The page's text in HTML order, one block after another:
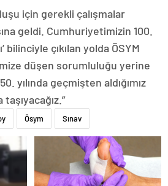
için gerekli çalışmalar
geldi. Cumhuriyetimizin 100.
bilinciyle çıkılan yolda ÖSYM
düşen sorumluluğu yerine
yılında geçmişten aldığımız
Ösym Sınav